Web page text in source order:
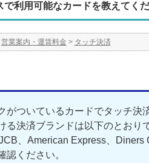
利用可能なカードを教えてくだ
営業案内・運賃料金 > タッチ決済
がついているカードでタッチ決
る決済ブランドは以下のとおり
、American Express、Diners
認ください。